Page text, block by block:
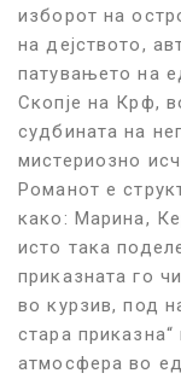
изборот на
на дејството,
патувањето на
Скопје на Крф,
судбината на
мистериозно
Романот е
како: Марина,
исто така
приказната го
во курзив, под
стара приказна“
атмосфера во